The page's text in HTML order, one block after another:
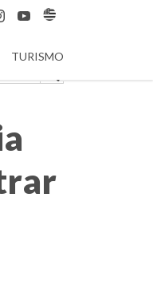
TURISMO